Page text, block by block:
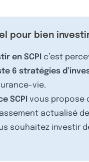
pour bien investir
en SCPI c’est
6 stratégies
vie.
SCPI vous propose
actualisé
souhaitez investir